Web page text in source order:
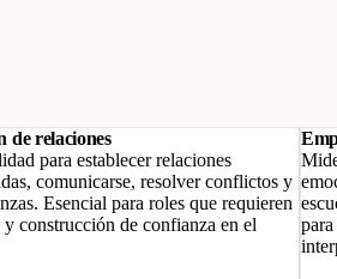
de relaciones
para establecer relaciones
comunicarse, resolver conflictos y
Esencial para roles que requieren
construcción de confianza en el